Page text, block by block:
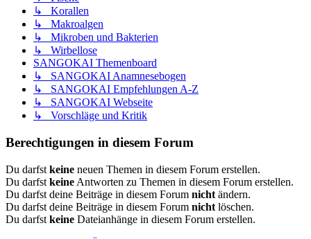
↳ Korallen
↳ Makroalgen
↳ Mikroben und Bakterien
↳ Wirbellose
SANGOKAI Themenboard
↳ SANGOKAI Anamnesebogen
↳ SANGOKAI Empfehlungen A-Z
↳ SANGOKAI Webseite
↳ Vorschläge und Kritik
Berechtigungen in diesem Forum
Du darfst keine neuen Themen in diesem Forum erstellen.
Du darfst keine Antworten zu Themen in diesem Forum erstellen.
Du darfst deine Beiträge in diesem Forum nicht ändern.
Du darfst deine Beiträge in diesem Forum nicht löschen.
Du darfst keine Dateianhänge in diesem Forum erstellen.